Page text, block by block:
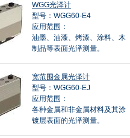
WGG光泽计
型号：WGG60-E4
应用范围：
油墨、油漆、烤漆、涂料、木
制品等表面光泽测量。
宽范围金属光泽计
型号：WGG60-EJ
应用范围：
各种金属和非金属材料及其涂
镀层表面的光泽测量。